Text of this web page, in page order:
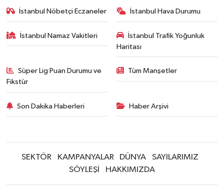
İstanbul Nöbetçi Eczaneler İstanbul Hava Durumu
İstanbul Namaz Vakitleri
İstanbul Trafik Yoğunluk
Haritası
Süper Lig Puan Durumu ve
Fikstür
Tüm Manşetler
Son Dakika Haberleri Haber Arşivi
SEKTÖR KAMPANYALAR DÜNYA
SAYILARIMIZ
SÖYLEŞİ
HAKKIMIZDA